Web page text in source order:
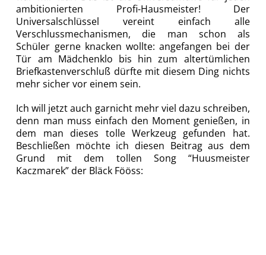
ambitionierten Profi-Hausmeister! Der
Universalschlüssel vereint einfach alle
Verschlussmechanismen, die man schon als
Schüler gerne knacken wollte: angefangen bei der
Tür am Mädchenklo bis hin zum altertümlichen
Briefkastenverschluß dürfte mit diesem Ding nichts
mehr sicher vor einem sein.
Ich will jetzt auch garnicht mehr viel dazu schreiben,
denn man muss einfach den Moment genießen, in
dem man dieses tolle Werkzeug gefunden hat.
Beschließen möchte ich diesen Beitrag aus dem
Grund mit dem tollen Song “Huusmeister
Kaczmarek” der Bläck Fööss: